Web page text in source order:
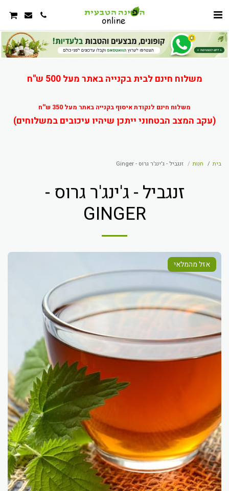
משלוח חינם לבית בקנייה באתר מעל 500 ש"ח
משלוח חינם לנקודת איסוף בקנייה באתר מעל 350 ש''ח
(עקב המצב הבטחוני ייתכן שיהיו עיכובים במשלוחים)
בית חנות זנגביל - ג'ינג'ר גרוס - Ginger
זנגביל - ג'ינג'ר גרוס -
GINGER
אזל מהמלאי